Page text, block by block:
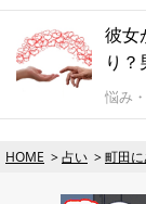
彼女
り
悩み
HOME 占い 町田